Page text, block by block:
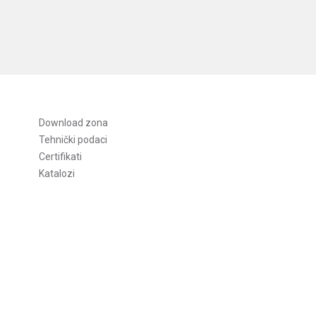
Download zona
Tehnički podaci
Certifikati
Katalozi